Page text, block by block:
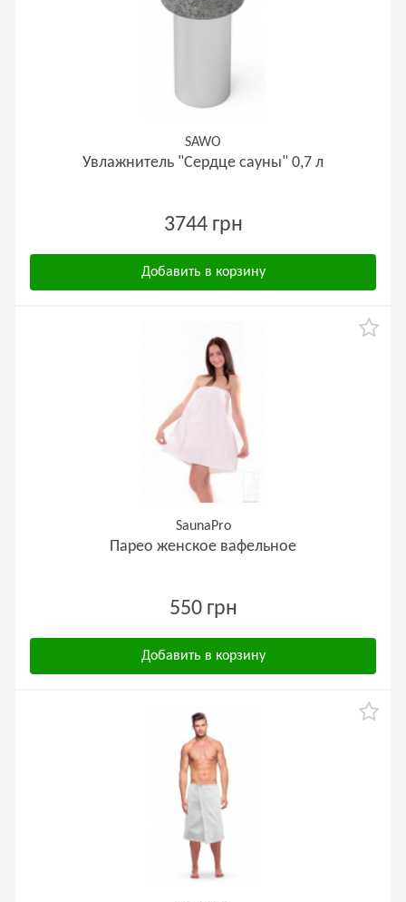
SAWO
Увлажнитель "Сердце сауны" 0,7 л
3744 грн
Добавить в корзину
SaunaPro
Парео женское вафельное
550 грн
Добавить в корзину